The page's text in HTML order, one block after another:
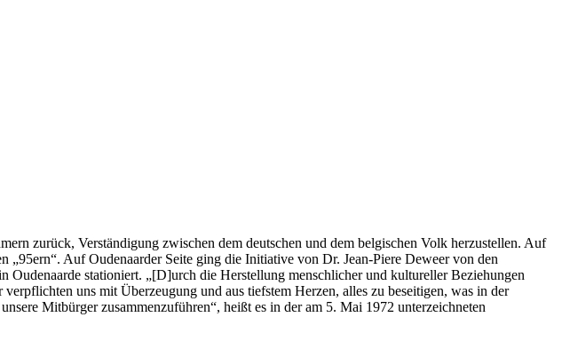
zurück, Verständigung zwischen dem deutschen und dem belgischen Volk herzustellen. Auf
Auf Oudenaarder Seite ging die Initiative von Dr. Jean-Piere Deweer von den
stationiert. „[D]urch die Herstellung menschlicher und kultureller Beziehungen
uns mit Überzeugung und aus tiefstem Herzen, alles zu beseitigen, was in der
Mitbürger zusammenzuführen“, heißt es in der am 5. Mai 1972 unterzeichneten